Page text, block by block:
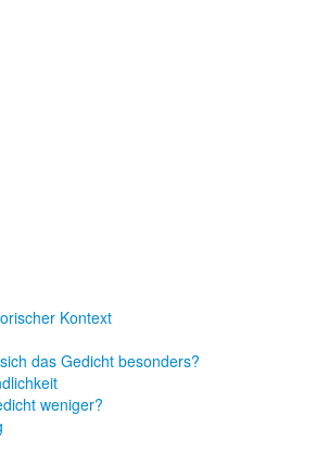
Kontext
das Gedicht besonders?
weniger?